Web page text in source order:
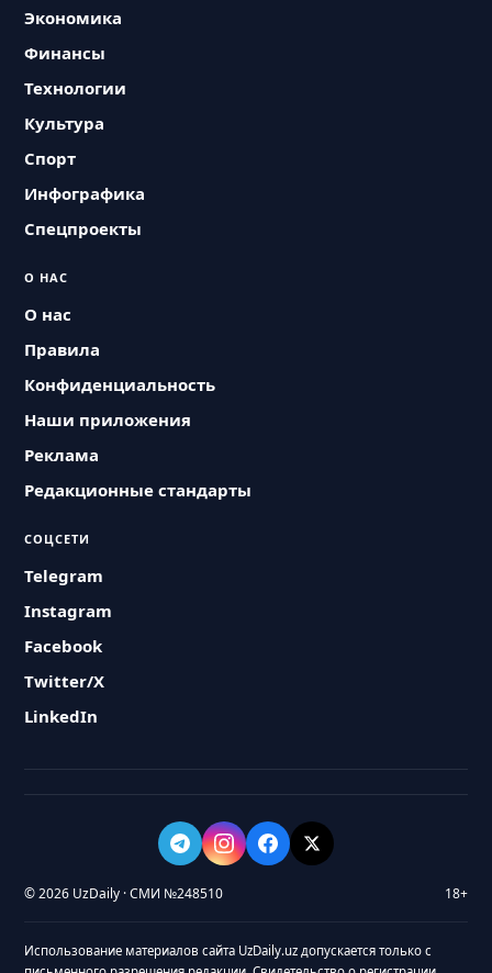
Экономика
Финансы
Технологии
Культура
Спорт
Инфографика
Спецпроекты
О НАС
О нас
Правила
Конфиденциальность
Наши приложения
Реклама
Редакционные стандарты
СОЦСЕТИ
Telegram
Instagram
Facebook
Twitter/X
LinkedIn
© 2026 UzDaily · СМИ №248510 18+
Использование материалов сайта UzDaily.uz допускается только с